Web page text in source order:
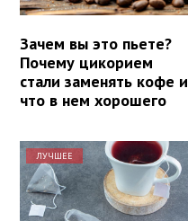
Зачем вы это пьете?
Почему цикорием
стали заменять кофе и
что в нем хорошего
ЛУЧШЕЕ